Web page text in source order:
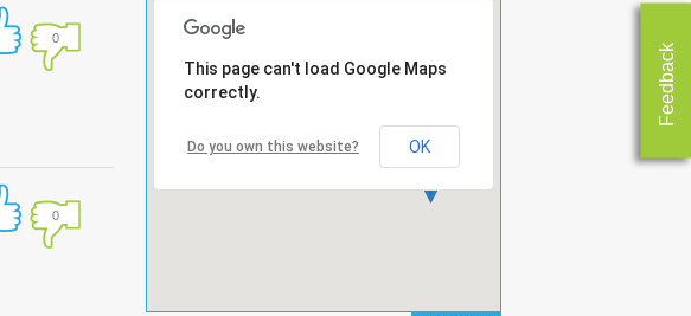
Feedback
0
0
This page can't load Google Maps
correctly.
Do you own this website? OK